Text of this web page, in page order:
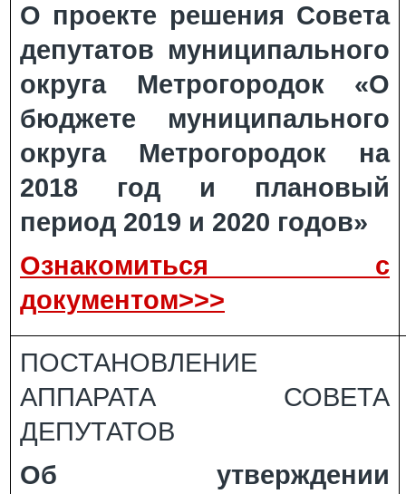
О проекте решения Совета
депутатов муниципального
округа Метрогородок «О
бюджете муниципального
округа Метрогородок на
2018 год и плановый
период 2019 и 2020 годов»
Ознакомиться с
документом>>>
ПОСТАНОВЛЕНИЕ
АППАРАТА СОВЕТА
ДЕПУТАТОВ
Об утверждении